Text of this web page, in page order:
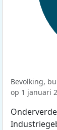
Bevolking,
op 1 januari